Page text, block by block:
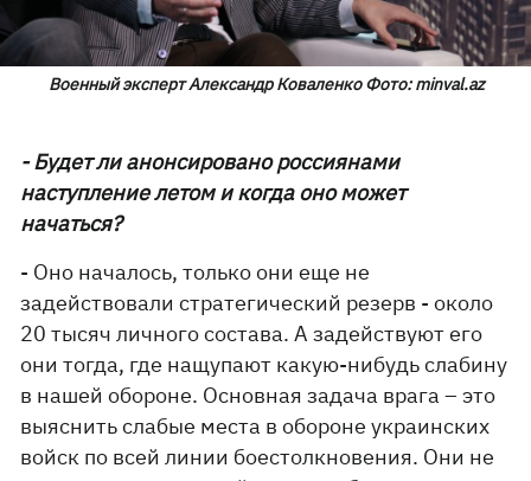
Военный эксперт Александр Коваленко Фото: minval.az
- Будет ли анонсировано россиянами
наступление летом и когда оно может
начаться?
- Оно началось, только они еще не
задействовали стратегический резерв - около
20 тысяч личного состава. А задействуют его
они тогда, где нащупают какую-нибудь слабину
в нашей обороне. Основная задача врага – это
выяснить слабые места в обороне украинских
войск по всей линии боестолкновения. Они не